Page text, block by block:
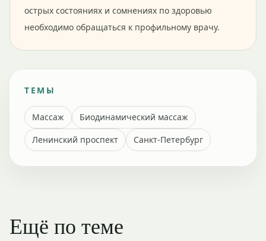
острых состояниях и сомнениях по здоровью
необходимо обращаться к профильному врачу.
ТЕМЫ
Массаж
Биодинамический массаж
Ленинский проспект
Санкт-Петербург
Ещё по теме